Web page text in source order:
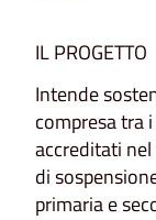
IL PROGETTO
Intende
compresa tra
accreditati
di
primaria e